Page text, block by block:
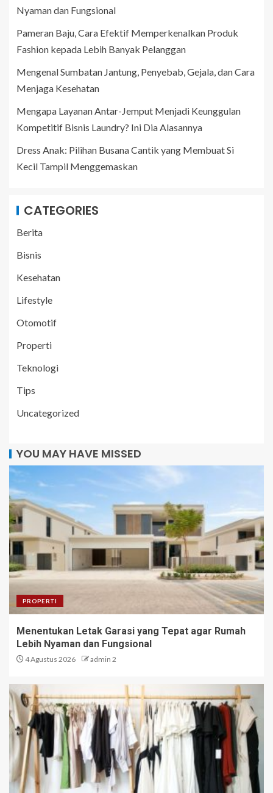
Nyaman dan Fungsional
Pameran Baju, Cara Efektif Memperkenalkan Produk
Fashion kepada Lebih Banyak Pelanggan
Mengenal Sumbatan Jantung, Penyebab, Gejala, dan Cara
Menjaga Kesehatan
Mengapa Layanan Antar-Jemput Menjadi Keunggulan
Kompetitif Bisnis Laundry? Ini Dia Alasannya
Dress Anak: Pilihan Busana Cantik yang Membuat Si
Kecil Tampil Menggemaskan
CATEGORIES
Berita
Bisnis
Kesehatan
Lifestyle
Otomotif
Properti
Teknologi
Tips
Uncategorized
YOU MAY HAVE MISSED
PROPERTI
Menentukan Letak Garasi yang Tepat agar Rumah
Lebih Nyaman dan Fungsional
4 Agustus 2026 admin 2